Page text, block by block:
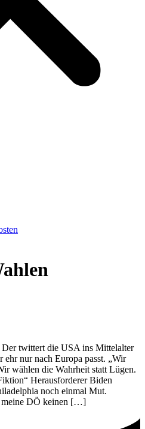
twittert die USA ins Mittelalter
nur nach Europa passt. „Wir
wählen die Wahrheit statt Lügen.
Herausforderer Biden
noch einmal Mut.
meine DÖ keinen […]